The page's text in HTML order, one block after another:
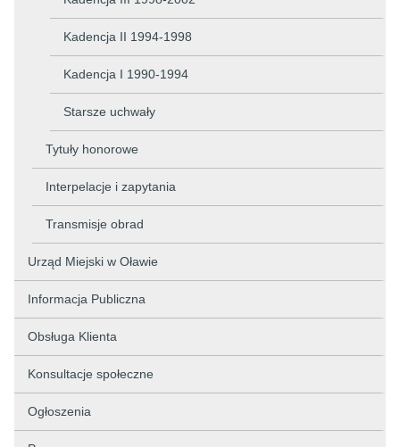
Kadencja II 1994-1998
Kadencja I 1990-1994
Starsze uchwały
Tytuły honorowe
Interpelacje i zapytania
Transmisje obrad
Urząd Miejski w Oławie
Informacja Publiczna
Obsługa Klienta
Konsultacje społeczne
Ogłoszenia